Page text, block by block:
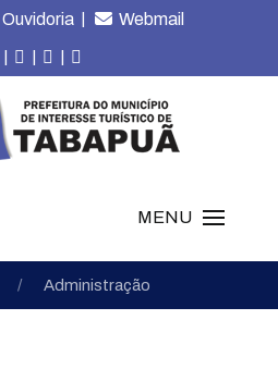
Ouvidoria | Webmail
| | |
MENU
Administração